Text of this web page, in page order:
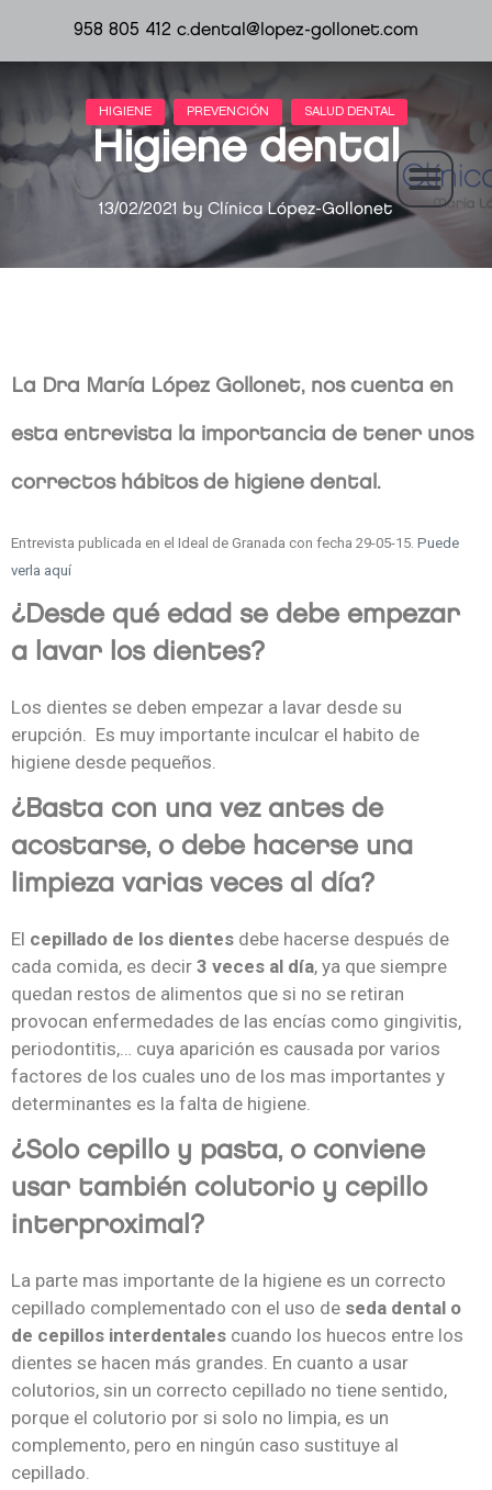
958 805 412 c.dental@lopez-gollonet.com
Higiene dental
13/02/2021 by Clínica López-Gollonet
La Dra María López Gollonet, nos cuenta en
esta entrevista la importancia de tener unos
correctos hábitos de higiene dental.
Entrevista publicada en el Ideal de Granada con fecha 29-05-15. Puede
verla aquí
¿Desde qué edad se debe empezar
a lavar los dientes?
Los dientes se deben empezar a lavar desde su
erupción. Es muy importante inculcar el habito de
higiene desde pequeños.
¿Basta con una vez antes de
acostarse, o debe hacerse una
limpieza varias veces al día?
El cepillado de los dientes debe hacerse después de
cada comida, es decir 3 veces al día, ya que siempre
quedan restos de alimentos que si no se retiran
provocan enfermedades de las encías como gingivitis,
periodontitis,… cuya aparición es causada por varios
factores de los cuales uno de los mas importantes y
determinantes es la falta de higiene.
¿Solo cepillo y pasta, o conviene
usar también colutorio y cepillo
interproximal?
La parte mas importante de la higiene es un correcto
cepillado complementado con el uso de seda dental o
de cepillos interdentales cuando los huecos entre los
dientes se hacen más grandes. En cuanto a usar
colutorios, sin un correcto cepillado no tiene sentido,
porque el colutorio por si solo no limpia, es un
complemento, pero en ningún caso sustituye al
cepillado.